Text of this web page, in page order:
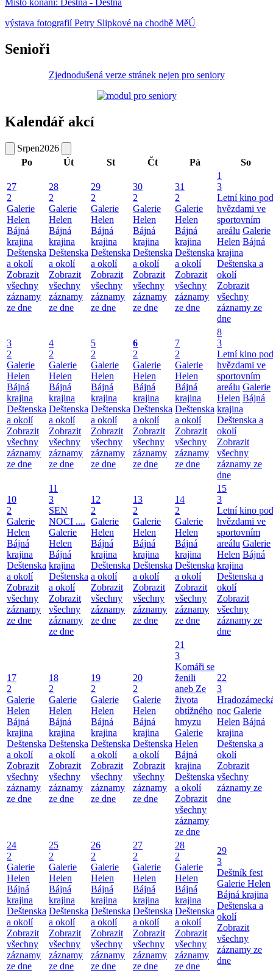
Místo konání: Deštná - Deštná
výstava fotografií Petry Slipkové na chodbě MěÚ
Senioři
Zjednodušená verze stránek nejen pro seniory
Kalendář akcí
Srpen2026
Po
Út St Čt Pá So
27
2
Galerie
Helen
Bájná
krajina
Deštenska
a okolí
Zobrazit
všechny
záznamy
ze dne
28
2
Galerie
Helen
Bájná
krajina
Deštenska
a okolí
Zobrazit
všechny
záznamy
ze dne
29
2
Galerie
Helen
Bájná
krajina
Deštenska
a okolí
Zobrazit
všechny
záznamy
ze dne
30
2
Galerie
Helen
Bájná
krajina
Deštenska
a okolí
Zobrazit
všechny
záznamy
ze dne
31
2
Galerie
Helen
Bájná
krajina
Deštenska
a okolí
Zobrazit
všechny
záznamy
ze dne
1
3
Letní kino pod
hvězdami ve
sportovním
areálu Galerie
Helen Bájná
krajina
Deštenska a
okolí
Zobrazit
všechny
záznamy ze
dne
3
2
Galerie
Helen
Bájná
krajina
Deštenska
a okolí
Zobrazit
všechny
záznamy
ze dne
4
2
Galerie
Helen
Bájná
krajina
Deštenska
a okolí
Zobrazit
všechny
záznamy
ze dne
5
2
Galerie
Helen
Bájná
krajina
Deštenska
a okolí
Zobrazit
všechny
záznamy
ze dne
6
2
Galerie
Helen
Bájná
krajina
Deštenska
a okolí
Zobrazit
všechny
záznamy
ze dne
7
2
Galerie
Helen
Bájná
krajina
Deštenska
a okolí
Zobrazit
všechny
záznamy
ze dne
8
3
Letní kino pod
hvězdami ve
sportovním
areálu Galerie
Helen Bájná
krajina
Deštenska a
okolí
Zobrazit
všechny
záznamy ze
dne
10
2
Galerie
Helen
Bájná
krajina
Deštenska
a okolí
Zobrazit
všechny
záznamy
ze dne
11
3
SEN
NOCI ....
Galerie
Helen
Bájná
krajina
Deštenska
a okolí
Zobrazit
všechny
záznamy
ze dne
12
2
Galerie
Helen
Bájná
krajina
Deštenska
a okolí
Zobrazit
všechny
záznamy
ze dne
13
2
Galerie
Helen
Bájná
krajina
Deštenska
a okolí
Zobrazit
všechny
záznamy
ze dne
14
2
Galerie
Helen
Bájná
krajina
Deštenska
a okolí
Zobrazit
všechny
záznamy
ze dne
15
3
Letní kino pod
hvězdami ve
sportovním
areálu Galerie
Helen Bájná
krajina
Deštenska a
okolí
Zobrazit
všechny
záznamy ze
dne
17
2
Galerie
Helen
Bájná
krajina
Deštenska
a okolí
Zobrazit
všechny
záznamy
ze dne
18
2
Galerie
Helen
Bájná
krajina
Deštenska
a okolí
Zobrazit
všechny
záznamy
ze dne
19
2
Galerie
Helen
Bájná
krajina
Deštenska
a okolí
Zobrazit
všechny
záznamy
ze dne
20
2
Galerie
Helen
Bájná
krajina
Deštenska
a okolí
Zobrazit
všechny
záznamy
ze dne
21
3
Komáři se
ženili
aneb Ze
života
obtížného
hmyzu
Galerie
Helen
Bájná
krajina
Deštenska
a okolí
Zobrazit
všechny
záznamy
ze dne
22
3
noc Galerie
Helen Bájná
krajina
Deštenska a
okolí
Zobrazit
všechny
záznamy ze
dne
24
2
Galerie
Helen
Bájná
krajina
Deštenska
a okolí
Zobrazit
všechny
záznamy
ze dne
25
2
Galerie
Helen
Bájná
krajina
Deštenska
a okolí
Zobrazit
všechny
záznamy
ze dne
26
2
Galerie
Helen
Bájná
krajina
Deštenska
a okolí
Zobrazit
všechny
záznamy
ze dne
27
2
Galerie
Helen
Bájná
krajina
Deštenska
a okolí
Zobrazit
všechny
záznamy
ze dne
28
2
Galerie
Helen
Bájná
krajina
Deštenska
a okolí
Zobrazit
všechny
záznamy
ze dne
29
3
Deštník fest
Galerie Helen
Bájná krajina
Deštenska a
okolí
Zobrazit
všechny
záznamy ze
dne